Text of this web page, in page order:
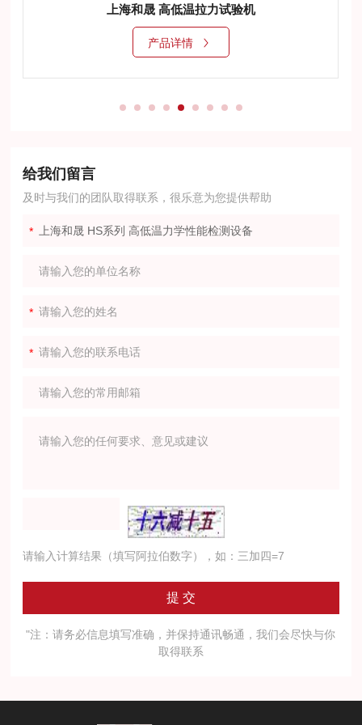
上海和晟 高低温拉力试验机
产品详情
给我们留言
及时与我们的团队取得联系，很乐意为您提供帮助
请输入计算结果（填写阿拉伯数字），如：三加四=7
"注：请务必信息填写准确，并保持通讯畅通，我们会尽快与你
取得联系